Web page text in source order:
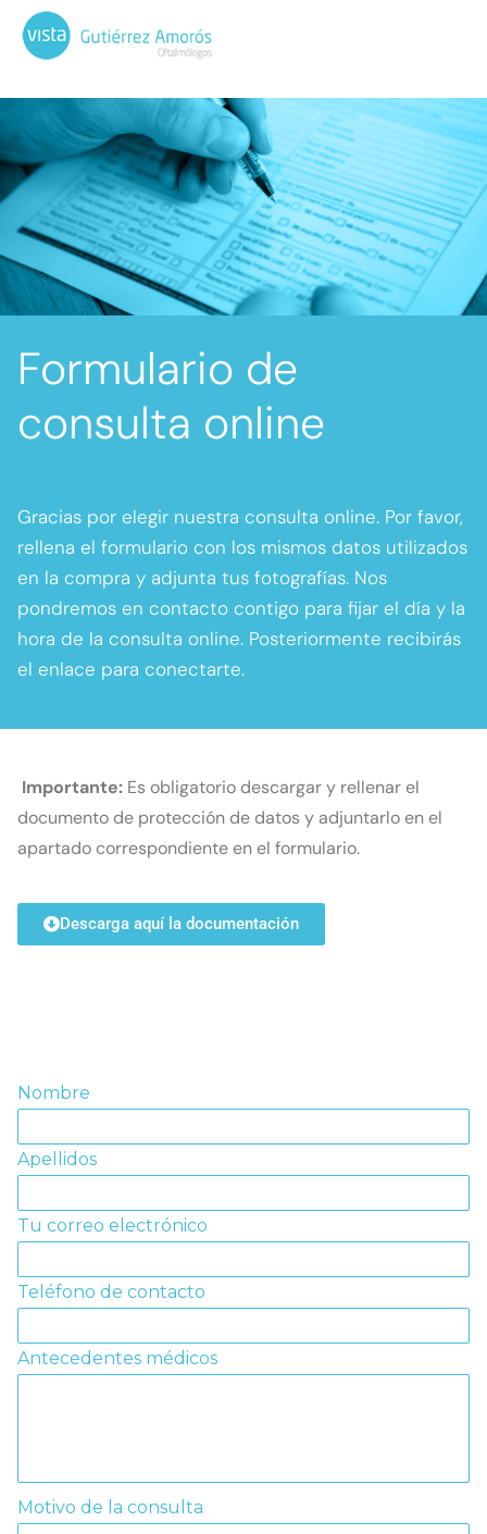
Formulario de
consulta online
Gracias por elegir nuestra consulta online. Por favor,
rellena el formulario con los mismos datos utilizados
en la compra y adjunta tus fotografías. Nos
pondremos en contacto contigo para fijar el día y la
hora de la consulta online. Posteriormente recibirás
el enlace para conectarte.
Importante: Es obligatorio descargar y rellenar el
documento de protección de datos y adjuntarlo en el
apartado correspondiente en el formulario.
Descarga aquí la documentación
Nombre
Apellidos
Tu correo electrónico
Teléfono de contacto
Antecedentes médicos
Motivo de la consulta